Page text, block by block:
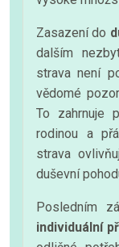
Zasazení do
dalším
strava není
vědomé
To zahrnuje
rodinou a
strava
duševní
Posledním
individuální